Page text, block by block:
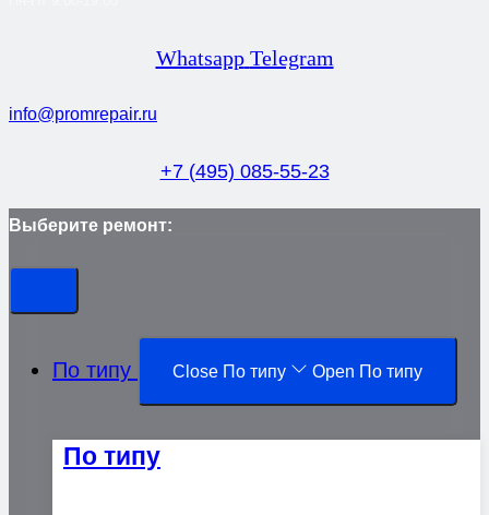
Whatsapp Telegram
info@promrepair.ru
+7 (495) 085-55-23
Выберите ремонт:
По типу Close По типу Open По типу
По типу